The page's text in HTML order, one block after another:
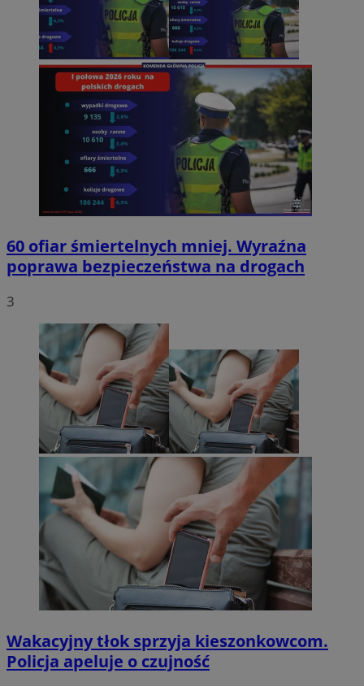
60 ofiar śmiertelnych mniej. Wyraźna
poprawa bezpieczeństwa na drogach
3
Wakacyjny tłok sprzyja kieszonkowcom.
Policja apeluje o czujność